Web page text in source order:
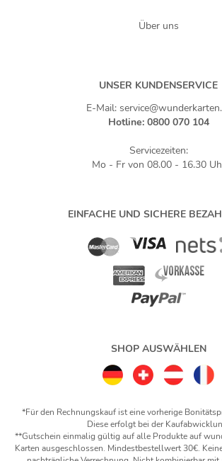
Über uns
UNSER KUNDENSERVICE
E-Mail:
Hotline: 0800 070 104
Servicezeiten:
Mo - Fr von 08.00 - 16.30
EINFACHE UND SICHERE
SHOP AUSWÄHLEN
*Für den Rechnungskauf ist eine vorherige
Diese erfolgt bei der
**Gutschein einmalig gültig auf alle Produkte auf
Karten ausgeschlossen. Mindestbestellwert 30€.